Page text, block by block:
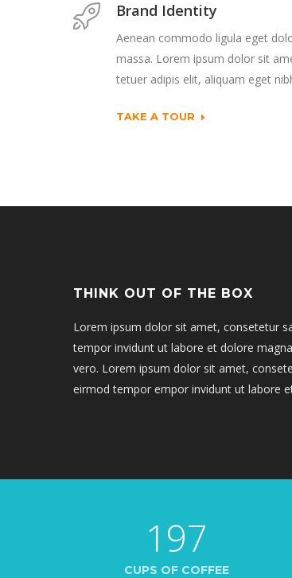
Brand Identity
Aenean commodo ligula eget
massa. Lorem ipsum dolor sit
tetuer adipis elit, aliquam eget
TAKE A TOUR
THINK OUT OF THE BOX
Lorem ipsum dolor sit amet, consetetur
tempor invidunt ut labore et dolore
vero. Lorem ipsum dolor sit amet,
eirmod tempor empor invidunt ut labore
197
CUPS OF COFFEE